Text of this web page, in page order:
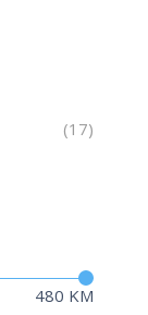
(17)
480 KM